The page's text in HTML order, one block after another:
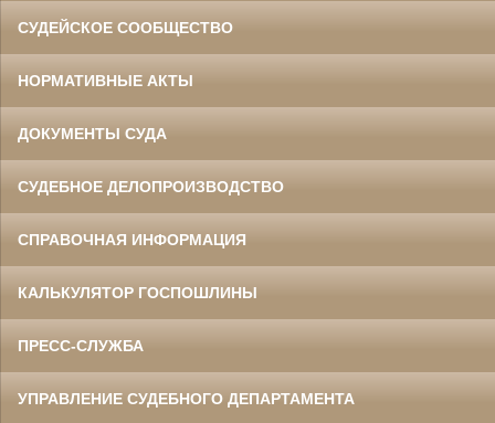
СУДЕЙСКОЕ СООБЩЕСТВО
НОРМАТИВНЫЕ АКТЫ
ДОКУМЕНТЫ СУДА
СУДЕБНОЕ ДЕЛОПРОИЗВОДСТВО
СПРАВОЧНАЯ ИНФОРМАЦИЯ
КАЛЬКУЛЯТОР ГОСПОШЛИНЫ
ПРЕСС-СЛУЖБА
УПРАВЛЕНИЕ СУДЕБНОГО ДЕПАРТАМЕНТА